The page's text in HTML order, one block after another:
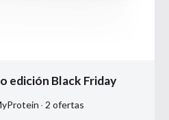
edición Black Friday
MyProtein 2 ofertas